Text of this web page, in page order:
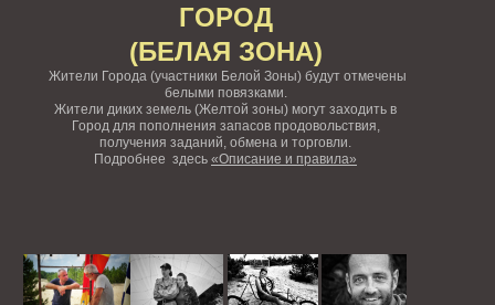
ГОРОД
(БЕЛАЯ ЗОНА)
Жители Города (участники Белой Зоны) будут отмечены
белыми повязками.
Жители диких земель (Желтой зоны) могут заходить в
Город для пополнения запасов продовольствия,
получения заданий, обмена и торговли.
Подробнее здесь «Описание и правила»